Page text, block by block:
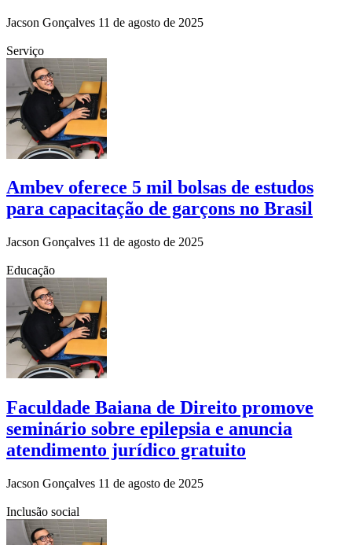
Jacson Gonçalves 11 de agosto de 2025
Serviço
Ambev oferece 5 mil bolsas de estudos
para capacitação de garçons no Brasil
Jacson Gonçalves 11 de agosto de 2025
Educação
Faculdade Baiana de Direito promove
seminário sobre epilepsia e anuncia
atendimento jurídico gratuito
Jacson Gonçalves 11 de agosto de 2025
Inclusão social